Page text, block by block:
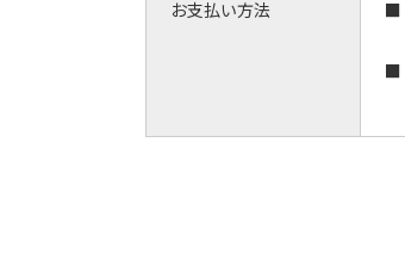
お支払い方法